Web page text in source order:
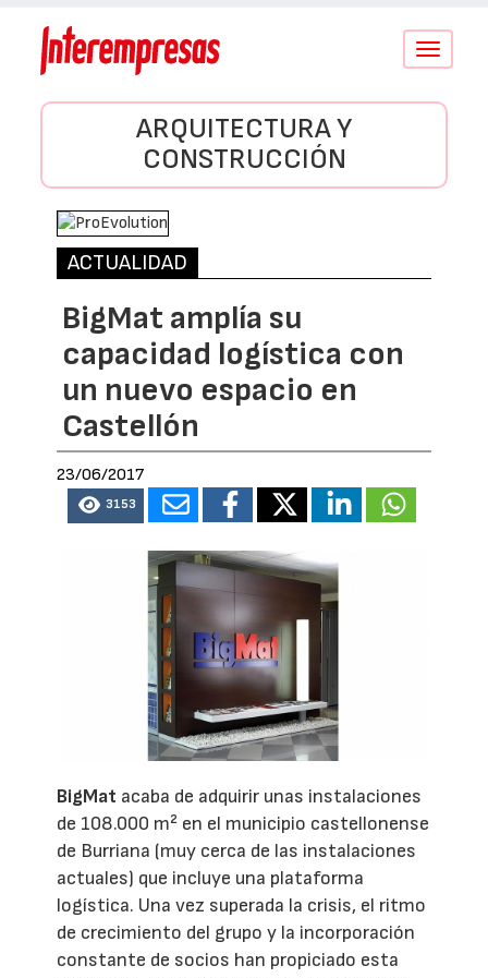
Conmutar
ARQUITECTURA Y
CONSTRUCCIÓN
ACTUALIDAD
BigMat amplía su
capacidad logística con
un nuevo espacio en
Castellón
23/06/2017
3153
BigMat acaba de adquirir unas instalaciones
de 108.000 m² en el municipio castellonense
de Burriana (muy cerca de las instalaciones
actuales) que incluye una plataforma
logística. Una vez superada la crisis, el ritmo
de crecimiento del grupo y la incorporación
constante de socios han propiciado esta